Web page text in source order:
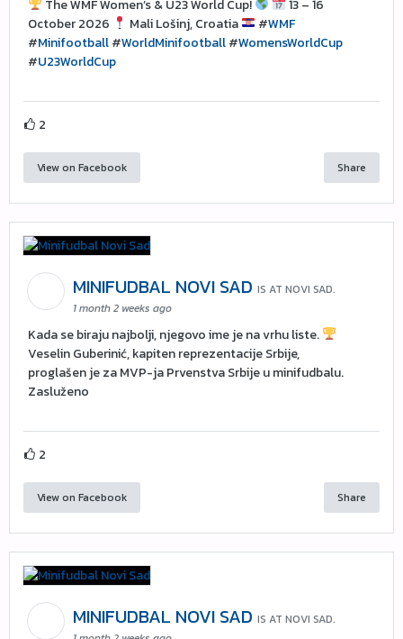
The WMF Women’s & U23 World Cup!
13 – 16
October 2026
Mali Lošinj, Croatia #WMF
#Minifootball#WorldMinifootball#WomensWorldCup
#U23WorldCup
2
View on Facebook Share
MINIFUDBAL NOVI SAD IS AT NOVI SAD.
1 month 2 weeks ago
Kada se biraju najbolji, njegovo ime je na vrhu liste.
Veselin Guberinić, kapiten reprezentacije Srbije,
proglašen je za MVP-ja Prvenstva Srbije u minifudbalu.
Zasluženo
2
View on Facebook Share
MINIFUDBAL NOVI SAD IS AT NOVI SAD.